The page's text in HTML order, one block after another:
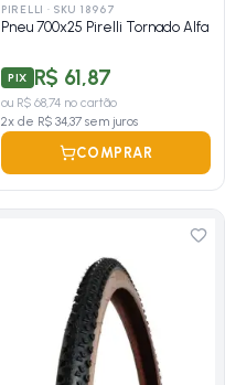
PIRELLI · SKU 18967
Pneu 700x25 Pirelli Tornado Alfa
PIX R$ 61,87
ou R$ 68,74 no cartão
2x de R$ 34,37 sem juros
COMPRAR